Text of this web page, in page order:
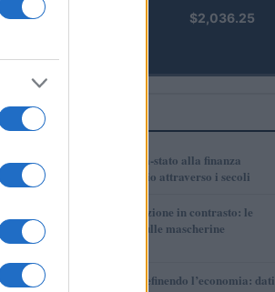
PRIME)
$2,036.25
PIÙ LETTI
1
Dalle antiche città-stato alla finanza
globale: un viaggio attraverso i secoli
2
Governo e opposizione in contrasto: le
accuse di Conte sulle mascherine
3
Come l’IA sta ridefinendo l’economia: dati